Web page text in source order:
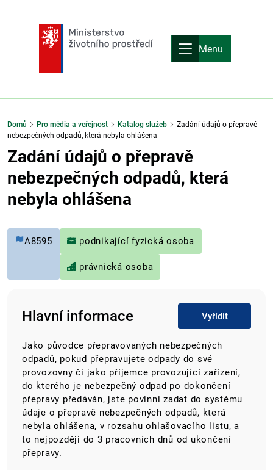
Menu
Domů Pro média a veřejnost Katalog služeb
Zadání údajů o přepravě
nebezpečných odpadů, která nebyla ohlášena
Zadání údajů o přepravě
nebezpečných odpadů, která
nebyla ohlášena
A8595 podnikající fyzická osoba
právnická osoba
Hlavní informace Vyřídit
Jako původce přepravovaných nebezpečných
odpadů, pokud přepravujete odpady do své
provozovny či jako příjemce provozující zařízení,
do kterého je nebezpečný odpad po dokončení
přepravy předáván, jste povinni zadat do systému
údaje o přepravě nebezpečných odpadů, která
nebyla ohlášena, v rozsahu ohlašovacího listu, a
to nejpozději do 3 pracovních dnů od ukončení
přepravy.